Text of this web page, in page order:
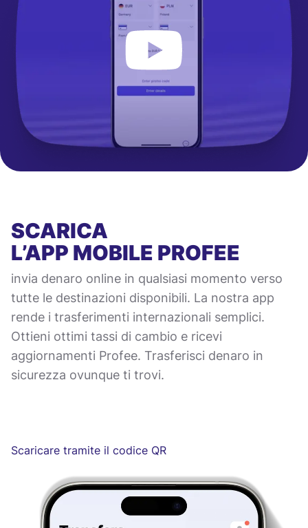
SCARICA
L’APP MOBILE PROFEE
invia denaro online in qualsiasi momento verso
tutte le destinazioni disponibili. La nostra app
rende i trasferimenti internazionali semplici.
Ottieni ottimi tassi di cambio e ricevi
aggiornamenti Profee. Trasferisci denaro in
sicurezza ovunque ti trovi.
Scaricare tramite il codice QR